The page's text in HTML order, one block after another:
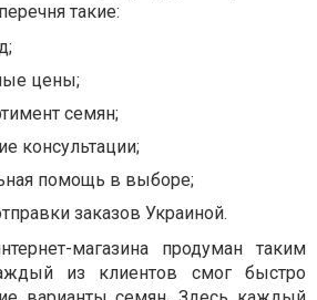
такие:
цены;
семян;
консультации;
помощь в выборе;
заказов Украиной.
магазина продуман таким
из клиентов смог быстро